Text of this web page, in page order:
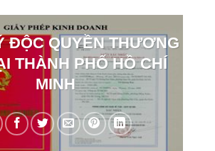
ĐỘC QUYỀN THƯƠNG
THÀNH PHỐ HỒ CHÍ
MINH